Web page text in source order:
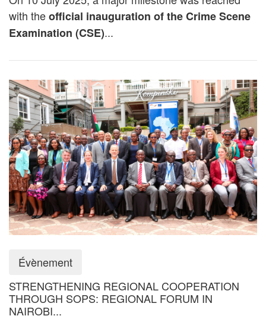
with theofficial inauguration of the Crime Scene
Examination (CSE)...
Évènement
STRENGTHENING REGIONAL COOPERATION
THROUGH SOPS: REGIONAL FORUM IN
NAIROBI...